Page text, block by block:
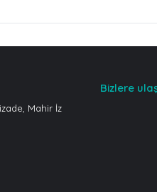
Mahir İz
Bizlere